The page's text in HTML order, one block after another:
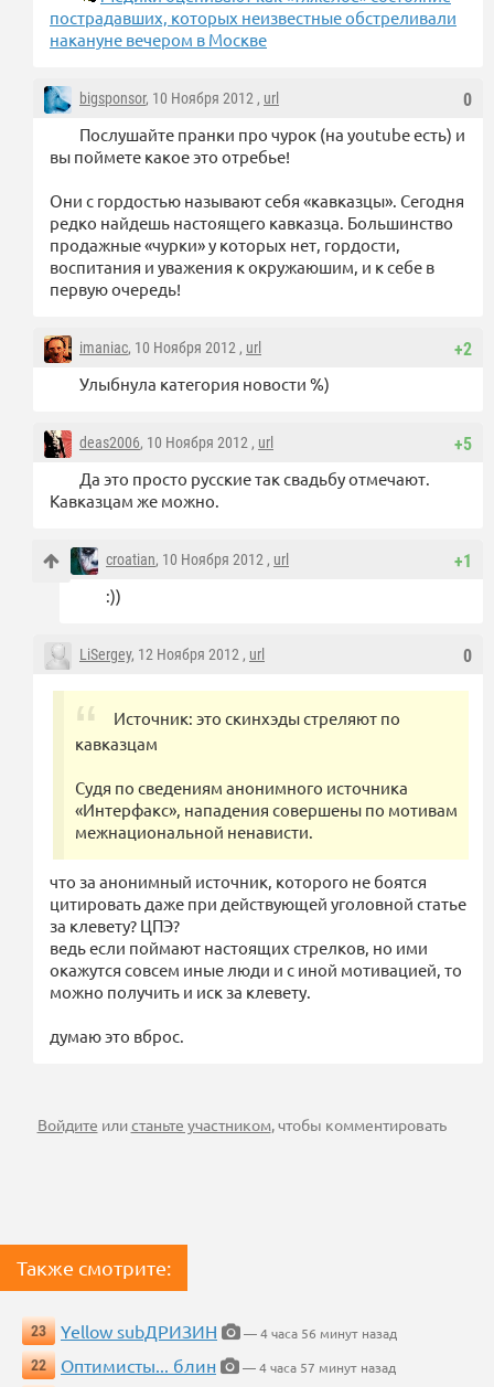
пострадавших, которых неизвестные обстреливали
накануне вечером в Москве
0
bigsponsor, 10 Ноября 2012 , url
Послушайте пранки про чурок (на youtube есть) и
вы поймете какое это отребье!
Они с гордостью называют себя «кавказцы». Сегодня
редко найдешь настоящего кавказца. Большинство
продажные «чурки» у которых нет, гордости,
воспитания и уважения к окружаюшим, и к себе в
первую очередь!
+2
imaniac, 10 Ноября 2012 , url
Улыбнула категория новости %)
+5
deas2006, 10 Ноября 2012 , url
Да это просто русские так свадьбу отмечают.
Кавказцам же можно.
+1
croatian, 10 Ноября 2012 , url
:))
0
LiSergey, 12 Ноября 2012 , url
Источник: это скинхэды стреляют по
кавказцам
Судя по сведениям анонимного источника
«Интерфакс», нападения совершены по мотивам
межнациональной ненависти.
что за анонимный источник, которого не боятся
цитировать даже при действующей уголовной статье
за клевету? ЦПЭ?
ведь если поймают настоящих стрелков, но ими
окажутся совсем иные люди и с иной мотивацией, то
можно получить и иск за клевету.
думаю это вброс.
Войдите илистаньте участником, чтобы комментировать
Также смотрите:
23 Yellow subДРИЗИН
— 4 часа 56 минут назад
22
Оптимисты... блин
— 4 часа 57 минут назад